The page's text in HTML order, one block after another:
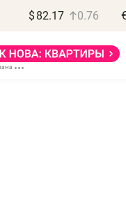
$ 82.17 0.76